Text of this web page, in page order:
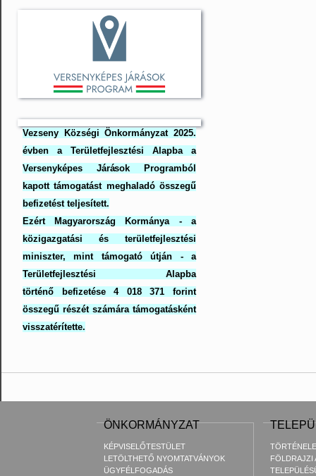
Vezseny Községi Önkormányzat 2025.
évben a Területfejlesztési Alapba a
Versenyképes Járások Programból
kapott támogatást meghaladó összegű
befizetést teljesített.
Ezért Magyarország Kormánya - a
közigazgatási és területfejlesztési
miniszter, mint támogató útján - a
Területfejlesztési Alapba
történő befizetése 4 018 371 forint
összegű részét számára támogatásként
visszatérítette.
ÖNKORMÁNYZAT
KÉPVISELŐTESTÜLET
LETÖLTHETŐ NYOMTATVÁNYOK
ÜGYFÉLFOGADÁS
FÖLDRAJZI